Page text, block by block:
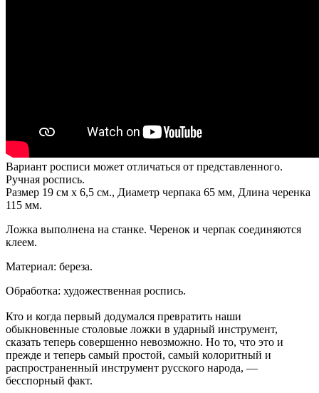
Вариант росписи может отличаться от представленного.
Ручная роспись.
Размер 19 см х 6,5 см., Диаметр черпака 65 мм, Длина черенка
115 мм.
Ложка выполнена на станке. Черенок и черпак соединяются
клеем.
Материал: береза.
Обработка: художественная роспись.
Кто и когда первый додумался превратить наши
обыкновенные столовые ложки в ударный инструмент,
сказать теперь совершенно невозможно. Но то, что это и
прежде и теперь самый простой, самый колоритный и
распространенный инструмент русского народа, —
бесспорный факт.